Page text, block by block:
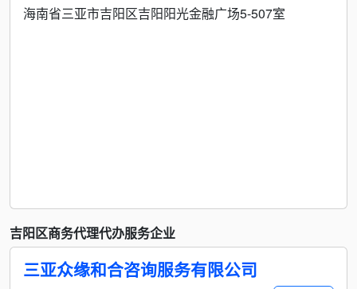
海南省三亚市吉阳区吉阳阳光金融广场5-507室
吉阳区商务代理代办服务企业
三亚众缘和合咨询服务有限公司